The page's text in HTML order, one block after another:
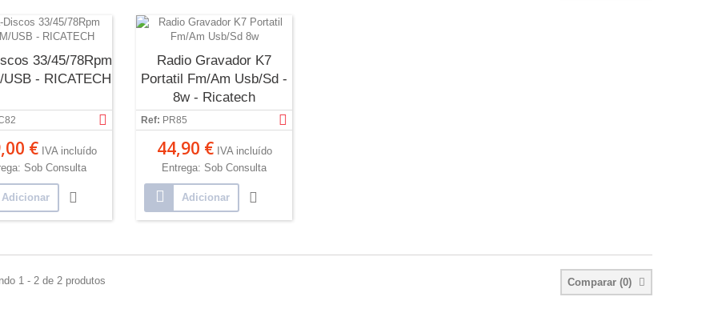
33/45/78Rpm
USB - RICATECH
€ IVA incluído
Sob Consulta
Adicionar
Radio Gravador K7
Portatil Fm/Am Usb/Sd -
8w - Ricatech
Ref: PR85
44,90 € IVA incluído
Entrega: Sob Consulta
Adicionar
Comparar (0)
1 - 2 de 2 produtos